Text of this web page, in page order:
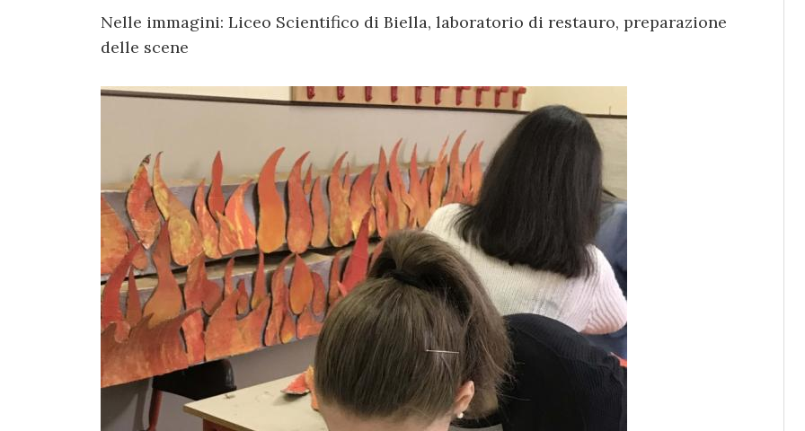
Nelle immagini: Liceo Scientifico di Biella, laboratorio di restauro, preparazione
delle scene